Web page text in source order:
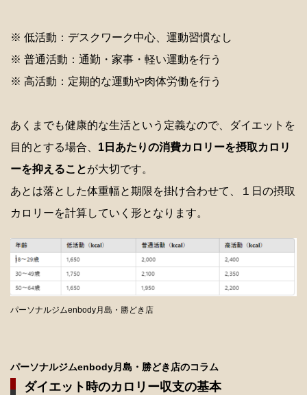
※ 低活動：デスクワーク中心、運動習慣なし
※ 普通活動：通勤・家事・軽い運動を行う
※ 高活動：定期的な運動や肉体労働を行う
あくまでも健康的な生活という定義なので、ダイエットを
目的とする場合、 1日あたりの消費カロリーを摂取カロリ
ーを抑えることが大切です。
あとは落とした体重幅と期限を掛け合わせて、１日の摂取
カロリーを計算していく形となります。
パーソナルジムenbody月島・勝どき店
パーソナルジムenbody月島・勝どき店のコラム
ダイエット時のカロリー収支の基本